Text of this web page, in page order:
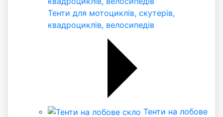
Тенти для мотоциклів, скутерів,
квадроциклів, велосипедів
Тенти на лобове